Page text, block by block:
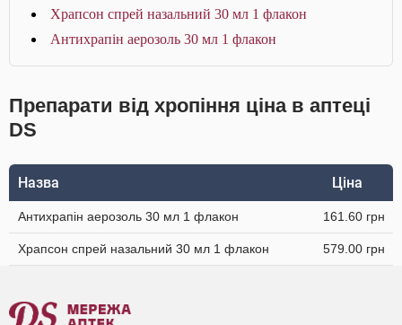
Храпсон спрей назальний 30 мл 1 флакон
Антихрапін аерозоль 30 мл 1 флакон
Препарати від хропіння ціна в аптеці
DS
Назва Ціна
Антихрапін аерозоль 30 мл 1 флакон 161.60 грн
Храпсон спрей назальний 30 мл 1 флакон 579.00 грн